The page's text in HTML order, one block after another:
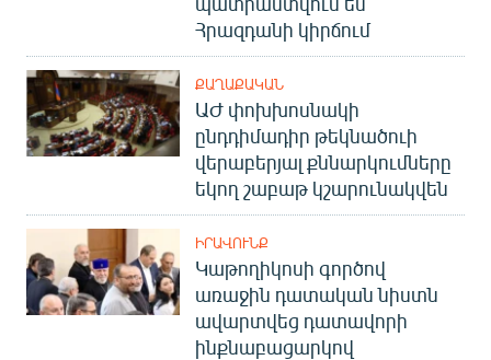
Հրազդանի կիրճում
ՔԱՂԱՔԱԿԱՆ
ԱԺ փոխխոսնակի
ընդդիմադիր թեկնածուի
վերաբերյալ քննարկումները
եկող շաբաթ կշարունակվեն
ԻՐԱՎՈՒՆՔ
Կաթողիկոսի գործով
առաջին դատական նիստն
ավարտվեց դատավորի
ինքնաբացարկով